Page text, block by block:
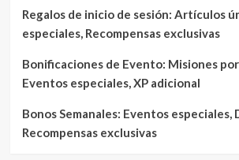
Regalos de inicio de sesión: Artículos
especiales, Recompensas exclusivas
Bonificaciones de Evento: Misiones
Eventos especiales, XP adicional
Bonos Semanales: Eventos especiales,
Recompensas exclusivas